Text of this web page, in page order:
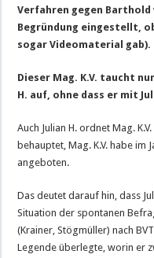
Verfahren gegen
Begründung eingestellt,
sogar Videomaterial gab).
Dieser Mag. K.V. taucht
H. auf, ohne dass er mit
Auch Julian H. ordnet Mag.
behauptet, Mag. K.V. habe im
angeboten.
Das deutet darauf hin, dass
Situation der spontanen
(Krainer, Stögmüller) nach
Legende überlegte, worin er